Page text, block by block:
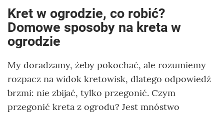
Kret w ogrodzie, co robić?
Domowe sposoby na kreta w
ogrodzie
My doradzamy, żeby pokochać, ale rozumiemy
rozpacz na widok kretowisk, dlatego odpowiedź
brzmi: nie zbijać, tylko przegonić. Czym
przegonić kreta z ogrodu? Jest mnóstwo